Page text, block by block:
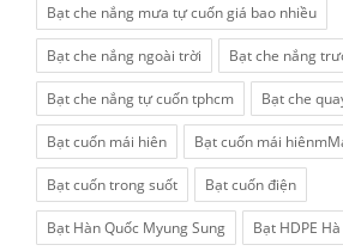
Bạt che nắng mưa tự cuốn giá bao nhiều
Bạt che nắng ngoài trời Bạt che nắng
Bạt che nắng tự cuốn tphcm Bạt che
Bạt cuốn mái hiên Bạt cuốn mái
Bạt cuốn trong suốt Bạt cuốn điện
Bạt Hàn Quốc Myung Sung Bạt HDPE